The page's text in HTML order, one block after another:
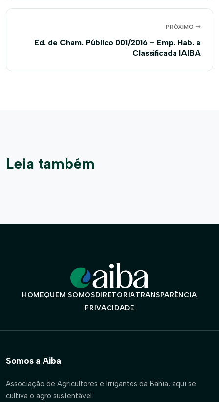
PRÓXIMO
Ed. de Cham. Público 001/2016 – Emp. Hab. e
Classificada IAIBA
Leia também
HOMEQUEM SOMOSDIRETORIATRANSPARÊNCIA
PRIVACIDADE
Somos a Aiba
Associação de Agricultores e Irrigantes da Bahia, aqui se
cultiva o agro sustentável.